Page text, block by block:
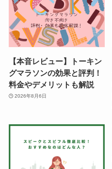
【本音レビュー】トーキン
グマラソンの効果と評判！
料金やデメリットも解説
2026年8月6日